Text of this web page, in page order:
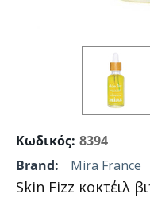
Skin Fizz κοκτέιλ
Brand: Mira France
Κωδικός: 8394